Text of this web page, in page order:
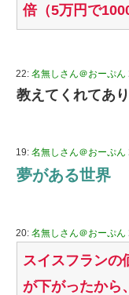
倍（5万円で
22: 名無しさん＠おーぷん
教えてくれてあ
19: 名無しさん＠おーぷん
夢がある世界
20: 名無しさん＠おーぷん
スイスフランの
が下がったから